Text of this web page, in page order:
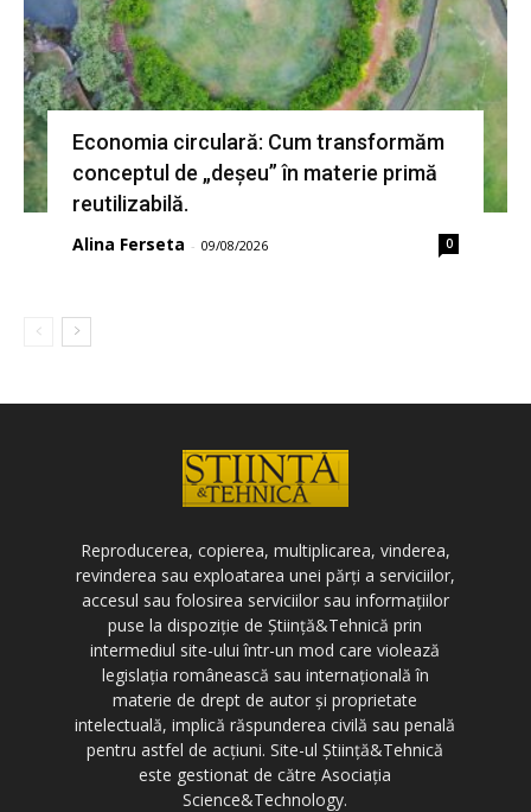
Economia circulară: Cum transformăm
conceptul de „deșeu” în materie primă
reutilizabilă.
Alina Ferseta - 09/08/2026 0
Reproducerea, copierea, multiplicarea, vinderea,
revinderea sau exploatarea unei părți a serviciilor,
accesul sau folosirea serviciilor sau informațiilor
puse la dispoziție de Știință&Tehnică prin
intermediul site-ului într-un mod care violează
legislația românească sau internațională în
materie de drept de autor și proprietate
intelectuală, implică răspunderea civilă sau penală
pentru astfel de acțiuni. Site-ul Știință&Tehnică
este gestionat de către Asociația
Science&Technology.